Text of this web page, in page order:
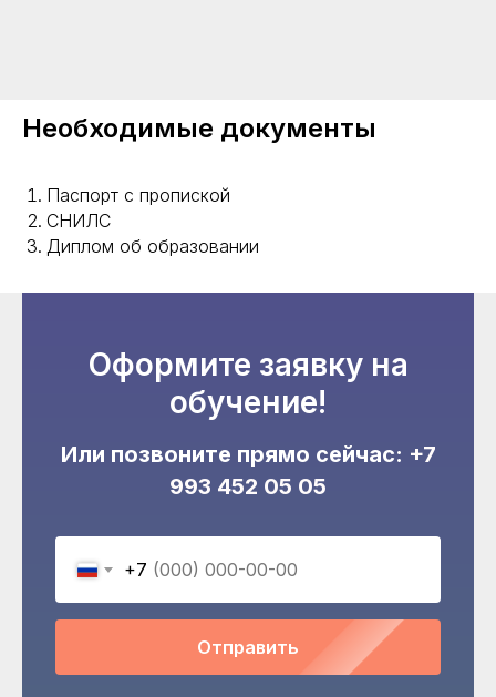
Необходимые документы
Паспорт с пропиской
СНИЛС
Диплом об образовании
Оформите заявку на
обучение!
Или позвоните прямо сейчас: +7
993 452 05 05
+7
Отправить